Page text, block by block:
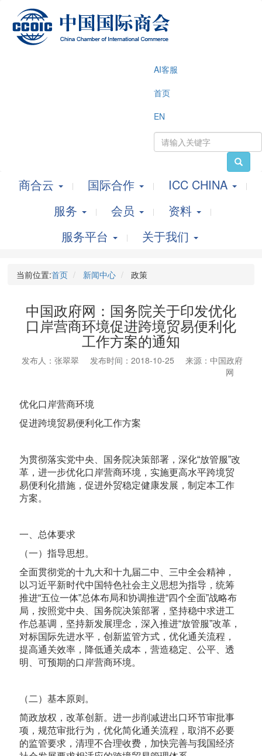
AI客服
首页
EN
商合云 国际合作
ICC CHINA
服务
会员
资料
服务平台
关于我们
当前位置:首页 新闻中心 政策
中国政府网：国务院关于印发优化
口岸营商环境促进跨境贸易便利化
工作方案的通知
发布人：张翠翠 发布时间：2018-10-25
来源：中国政府
网
优化口岸营商环境
促进跨境贸易便利化工作方案
为贯彻落实党中央、国务院决策部署，深化“放管服”改
革，进一步优化口岸营商环境，实施更高水平跨境贸
易便利化措施，促进外贸稳定健康发展，制定本工作
方案。
一、总体要求
（一）指导思想。
全面贯彻党的十九大和十九届二中、三中全会精神，
以习近平新时代中国特色社会主义思想为指导，统筹
推进“五位一体”总体布局和协调推进“四个全面”战略布
局，按照党中央、国务院决策部署，坚持稳中求进工
作总基调，坚持新发展理念，深入推进“放管服”改革，
对标国际先进水平，创新监管方式，优化通关流程，
提高通关效率，降低通关成本，营造稳定、公平、透
明、可预期的口岸营商环境。
（二）基本原则。
简政放权，改革创新。进一步削减进出口环节审批事
项，规范审批行为，优化简化通关流程，取消不必要
的监管要求，清理不合理收费，加快完善与我国经济